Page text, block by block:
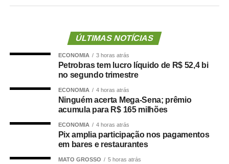
Ela reúne dois problemas importantes: excesso de
muscular. Além de aumentar o risco de fragilidade,
quedas, diabetes e doenças cardiovasculares, novas
evidências mostram que essa condição também pode
estar associada a maior risco de demência.
O que a ciência mostra :
Um grande estudo publicado na revista
Nutritionavaliou dados de centenas de milhares de
ÚLTIMAS NOTÍCIAS
ECONOMIA 3 horas atrás
Petrobras tem lucro líquido de R$ 52,4 bi
no segundo trimestre
ECONOMIA 4 horas atrás
Ninguém acerta Mega-Sena; prêmio
acumula para R$ 165 milhões
ECONOMIA 4 horas atrás
Pix amplia participação nos pagamentos
em bares e restaurantes
MATO GROSSO 5 horas atrás